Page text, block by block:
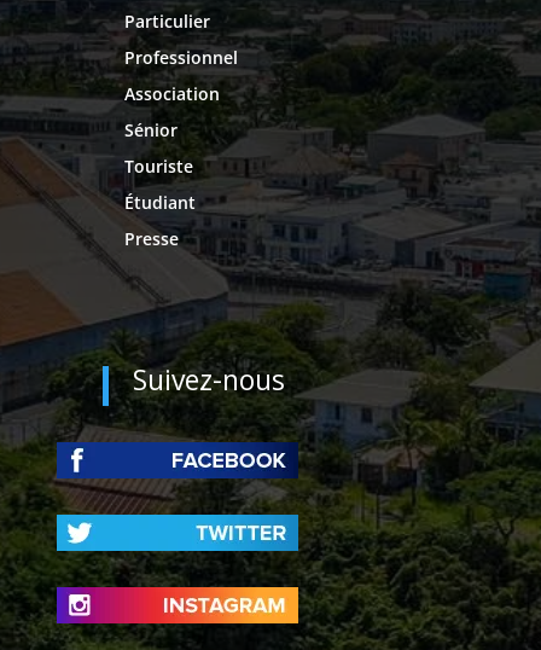
Particulier
Professionnel
Association
Sénior
Touriste
Étudiant
Presse
Suivez-nous